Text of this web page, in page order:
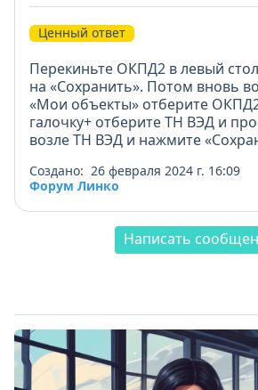
Ценный ответ
Перекиньте ОКПД2 в левый
на «Сохранить». Потом вновь
«Мои объекты» отберите
галочку+ отберите ТН ВЭД и
возле ТН ВЭД и нажмите
Создано: 26 февраля 2024 г. 16:09
Форум Линко
Написать